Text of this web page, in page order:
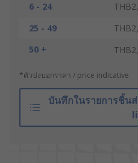
6 - 24
25 - 49
50 +
*ตัวบ่งบอกราคา / price indicative
บันทึกในรายการชิ้น